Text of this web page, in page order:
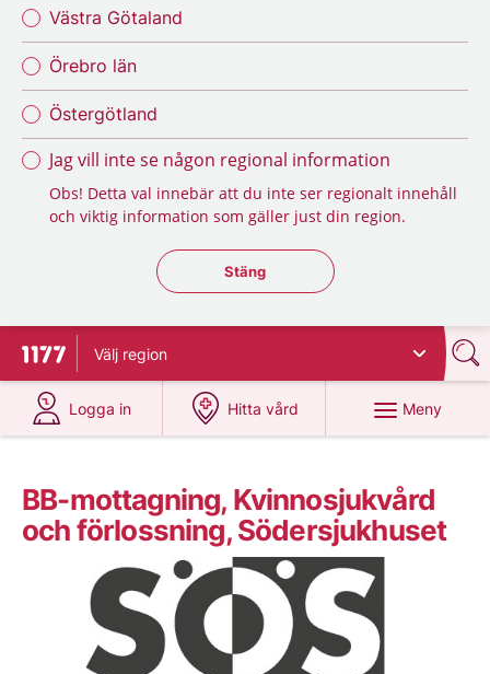
Västra Götaland
Örebro län
Östergötland
Jag vill inte se någon regional information
Obs! Detta val innebär att du inte ser regionalt innehåll
och viktig information som gäller just din region.
Stäng regionsväljaren
Stäng
Till startsidan för 1177
Välj region
Logga in
på 1177.se
Hitta vård
på 1177.se
Meny
BB-mottagning, Kvinnosjukvård
och förlossning, Södersjukhuset